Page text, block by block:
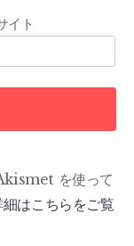
イト
を使って
はこちらをご覧